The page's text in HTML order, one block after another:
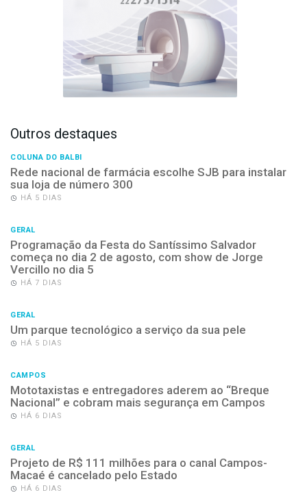
Outros destaques
COLUNA DO BALBI
Rede nacional de farmácia escolhe SJB para instalar
sua loja de número 300
HÁ 5 DIAS
GERAL
Programação da Festa do Santíssimo Salvador
começa no dia 2 de agosto, com show de Jorge
Vercillo no dia 5
HÁ 7 DIAS
GERAL
Um parque tecnológico a serviço da sua pele
HÁ 5 DIAS
CAMPOS
Mototaxistas e entregadores aderem ao “Breque
Nacional” e cobram mais segurança em Campos
HÁ 6 DIAS
GERAL
Projeto de R$ 111 milhões para o canal Campos-
Macaé é cancelado pelo Estado
HÁ 6 DIAS